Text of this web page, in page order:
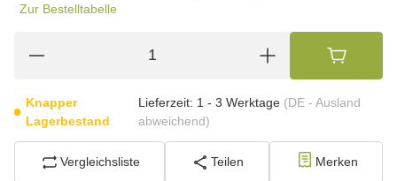
Zur Bestelltabelle
Knapper
Lagerbestand
Lieferzeit: 1 - 3 Werktage (DE - Ausland
abweichend)
Vergleichsliste Teilen Merken